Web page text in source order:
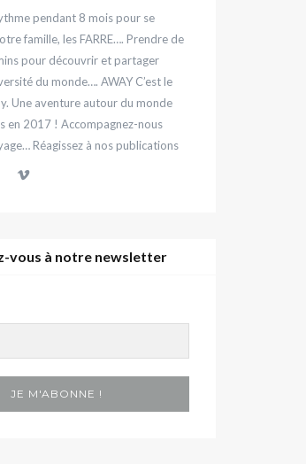
pendant 8 mois pour se
famille, les FARRE…. Prendre de
pour découvrir et partager
du monde…. AWAY C’est le
Une aventure autour du monde
en 2017 ! Accompagnez-nous
Réagissez à nos publications
vous à notre newsletter